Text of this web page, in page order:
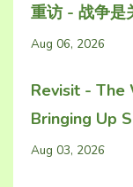
重访 - 战争是
Aug 06, 2026
Revisit - The
Bringing Up
Aug 03, 2026